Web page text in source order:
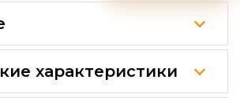
характеристики